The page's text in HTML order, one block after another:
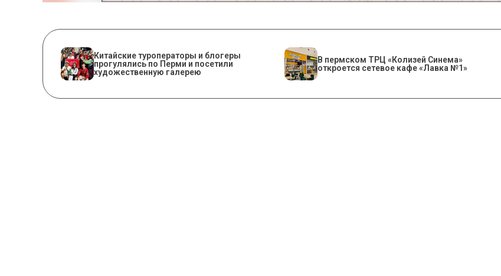
Китайские туроператоры и блогеры
прогулялись по Перми и посетили
художественную галерею
​В пермском ТРЦ «Колизей Синема»
откроется сетевое кафе «Лавка №1»